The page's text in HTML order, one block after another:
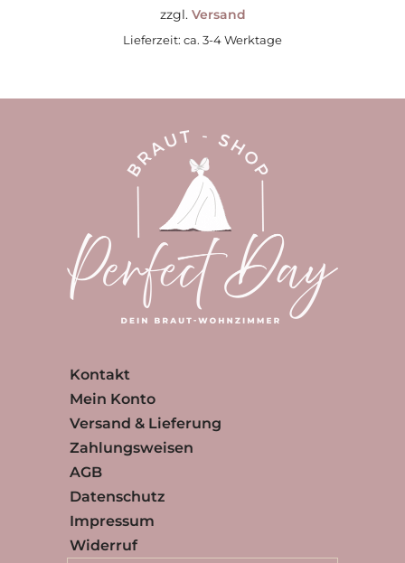
zzgl. Versand
Lieferzeit: ca. 3-4 Werktage
Kontakt
Mein Konto
Versand & Lieferung
Zahlungsweisen
AGB
Datenschutz
Impressum
Widerruf